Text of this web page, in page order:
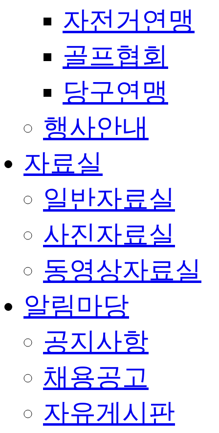
자전거연맹
골프협회
당구연맹
행사안내
자료실
일반자료실
사진자료실
동영상자료실
알림마당
공지사항
채용공고
자유게시판